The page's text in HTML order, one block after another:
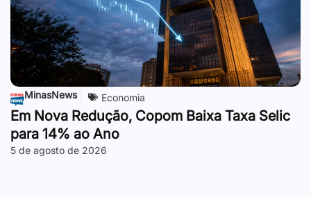
MinasNews Economia
Em Nova Redução, Copom Baixa Taxa Selic
para 14% ao Ano
5 de agosto de 2026